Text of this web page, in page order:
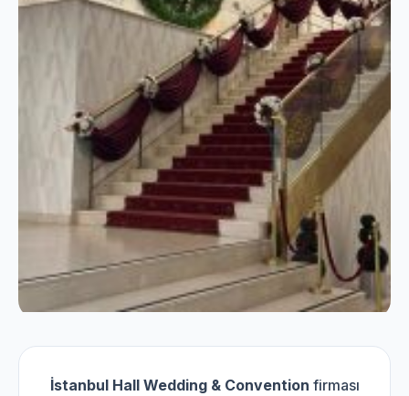
İstanbul Hall Wedding & Convention firması